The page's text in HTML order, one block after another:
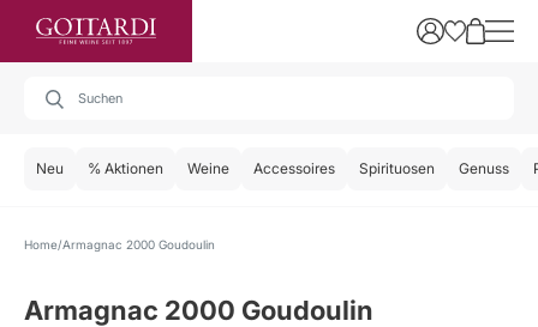
Neu % Aktionen Weine Accessoires Spirituosen Genuss
Home Armagnac 2000 Goudoulin
Armagnac 2000 Goudoulin